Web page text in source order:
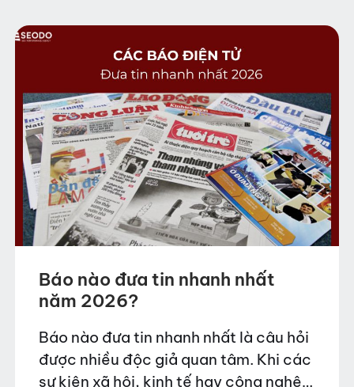
Báo nào đưa tin nhanh nhất
năm 2026?
Báo nào đưa tin nhanh nhất là câu hỏi
được nhiều độc giả quan tâm. Khi các
sự kiện xã hội, kinh tế hay công nghệ